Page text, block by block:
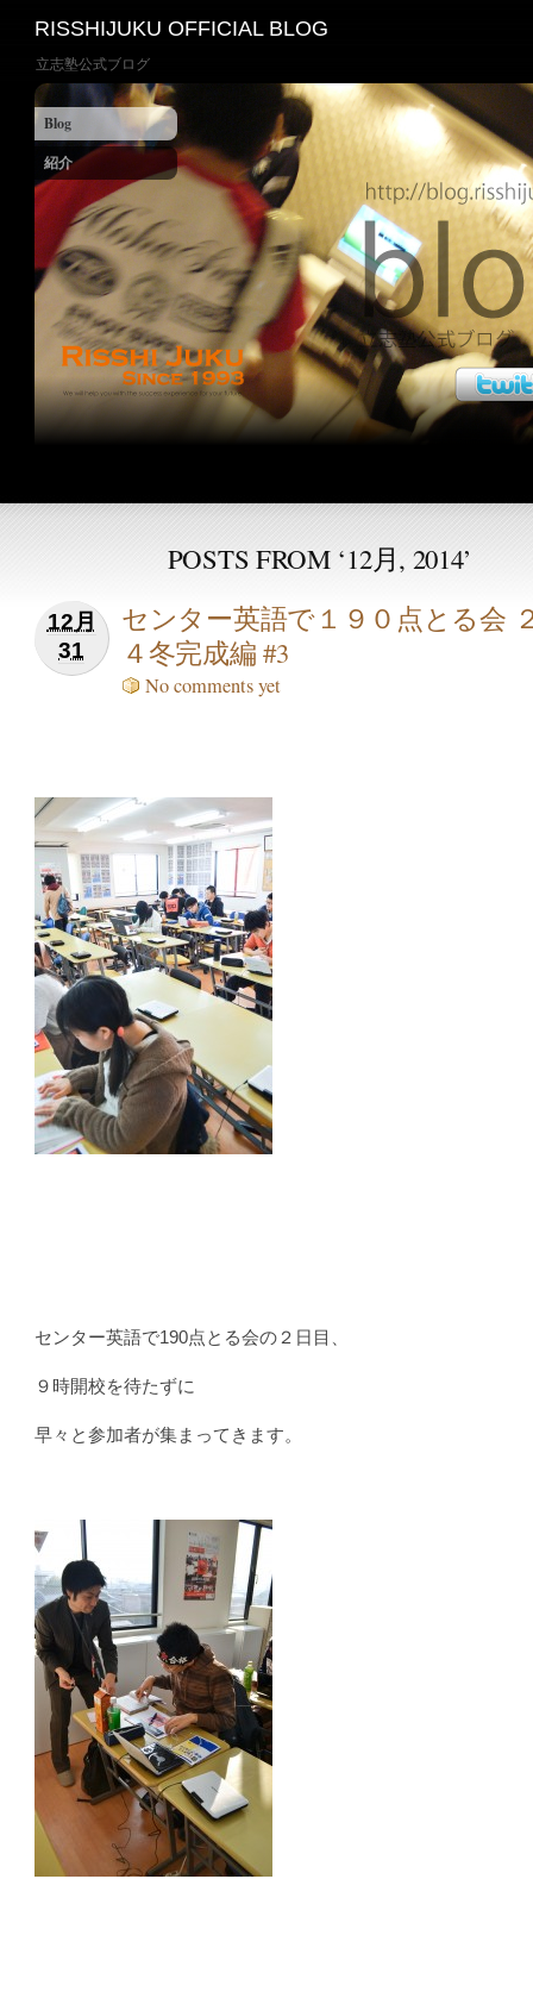
RISSHIJUKU OFFICIAL BLOG
立志塾公式ブログ
Blog
紹介
POSTS FROM ‘12月, 2014’
12月
31
センター英語で１９０点とる会
４冬完成編 #3
No comments yet
センター英語で190点とる会の２日目、
９時開校を待たずに
早々と参加者が集まってきます。